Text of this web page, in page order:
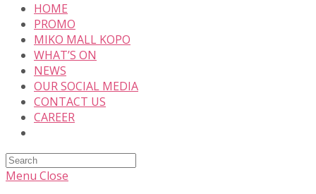
contentHOME
PROMO
MIKO MALL KOPO
WHAT’S ON
NEWS
OUR SOCIAL MEDIA
CONTACT US
CAREER
Search
this
Menu Close